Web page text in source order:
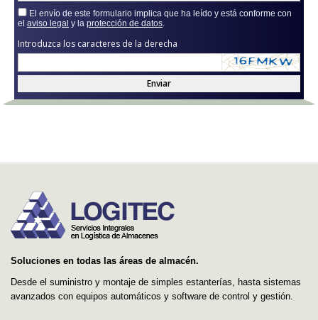
El envío de este formulario implica que ha leído y está conforme con
el aviso legal y la protección de datos
Introduzca los caracteres de la derecha
Enviar
Soluciones en todas las áreas de almacén.
Desde el suministro y montaje de simples estanterías, hasta sistemas
avanzados con equipos automáticos y software de control y gestión.